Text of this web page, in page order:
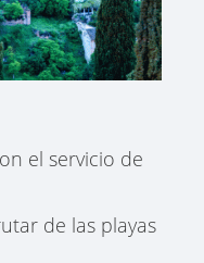
el servicio de
de las playas